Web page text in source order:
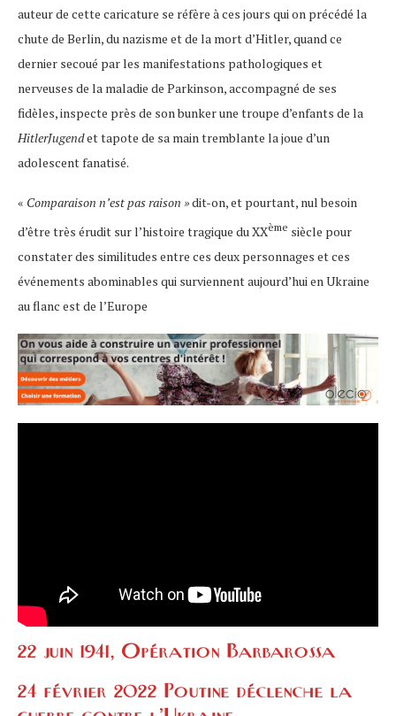
auteur de cette caricature se réfère à ces jours qui on précédé la
chute de Berlin, du nazisme et de la mort d’Hitler, quand ce
dernier secoué par les manifestations pathologiques et
nerveuses de la maladie de Parkinson, accompagné de ses
fidèles, inspecte près de son bunker une troupe d’enfants de la
HitlerJugendet tapote de sa main tremblante la joue d’un
adolescent fanatisé.
« Comparaison n’est pas raison »dit-on, et pourtant, nul besoin
d’être très érudit sur l’histoire tragique du XXème siècle pour
constater des similitudes entre ces deux personnages et ces
événements abominables qui surviennent aujourd’hui en Ukraine
au flanc est de l’Europe
22 juin 1941, Opération Barbarossa
24 février 2022 Poutine déclenche la